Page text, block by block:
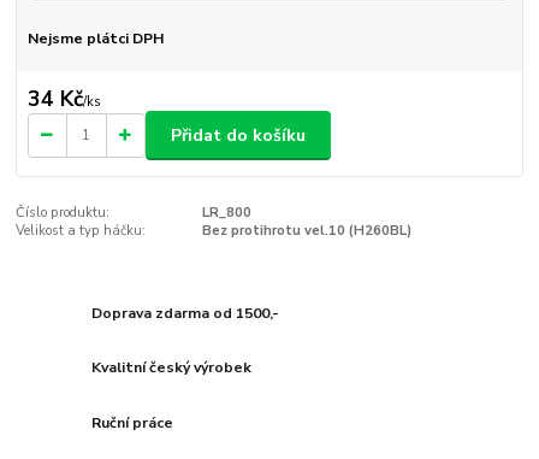
Nejsme plátci DPH
34 Kč/ks
Přidat do košíku
Číslo produktu:
LR_800
Velikost a typ háčku:
Bez protihrotu vel.10 (H260BL)
Doprava zdarma od 1500,-
Kvalitní český výrobek
Ruční práce